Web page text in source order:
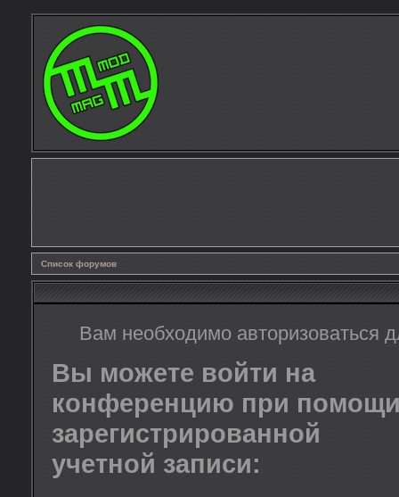
Список форумов
Вам необходимо авторизоваться
Вы можете войти на
конференцию при
зарегистрированной
учетной записи: